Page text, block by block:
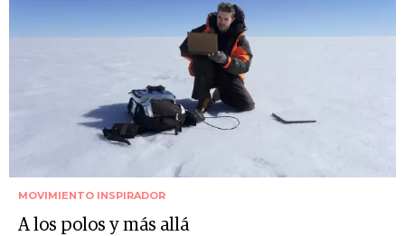
MOVIMIENTO INSPIRADOR
A los polos y más allá